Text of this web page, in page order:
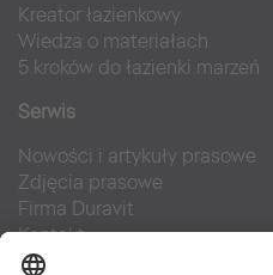
Kreator łazienkowy
Wiedza o materiałach
5 kroków do łazienki marzeń
Serwis
Nowości i artykuły prasowe
Zdjęcia prasowe
Firma Duravit
Kontakt
Najczęściej zadawane pytania